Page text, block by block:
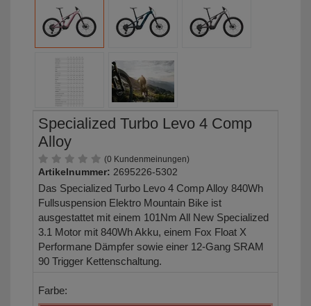
Specialized Turbo Levo 4 Comp
Alloy
(0 Kundenmeinungen)
Artikelnummer: 2695226-5302
Das Specialized Turbo Levo 4 Comp Alloy 840Wh
Fullsuspension Elektro Mountain Bike ist
ausgestattet mit einem 101Nm All New Specialized
3.1 Motor mit 840Wh Akku, einem Fox Float X
Performane Dämpfer sowie einer 12-Gang SRAM
90 Trigger Kettenschaltung.
Farbe: